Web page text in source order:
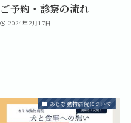
ご予約・診察の流れ
2024年2月17日
あじな動物病院について